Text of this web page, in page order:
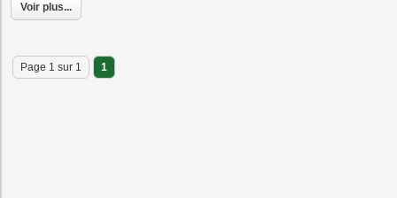
Voir plus...
Page 1 sur 1 1